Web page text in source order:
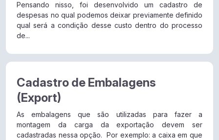
Pensando nisso, foi desenvolvido um cadastro de
despesas no qual podemos deixar previamente definido
qual será a condição desse custo dentro do processo
de...
Cadastro de Embalagens
(Export)
As embalagens que são utilizadas para fazer a
montagem da carga da exportação devem ser
cadastradas nessa opção. Por exemplo: a caixa em que